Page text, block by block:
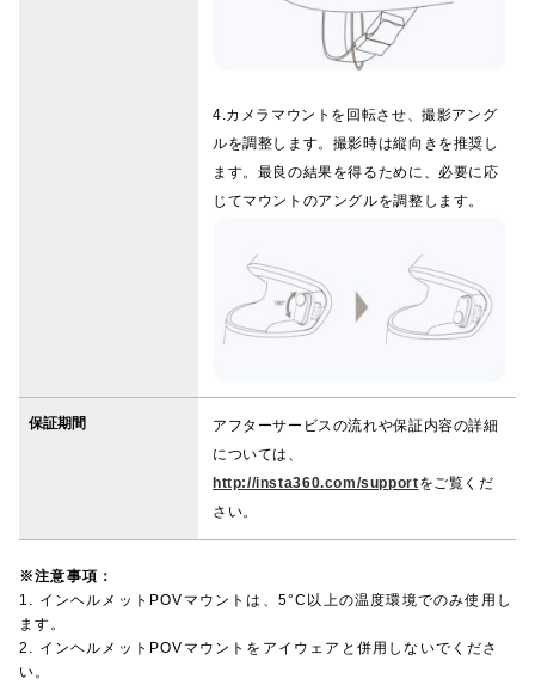
4.カメラマウントを回転させ、撮影アング
ルを調整します。撮影時は縦向きを推奨し
ます。最良の結果を得るために、必要に応
じてマウントのアングルを調整します。
保証期間
アフターサービスの流れや保証内容の詳細
については、
http://insta360.com/supportをご覧くだ
さい。
※注意事項：
1. インヘルメットPOVマウントは、5°C以上の温度環境でのみ使用し
ます。
2. インヘルメットPOVマウントをアイウェアと併用しないでくださ
い。